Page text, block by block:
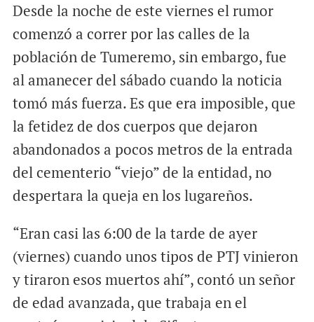
a
i
c
e
o
o
k
a
t
A
p
p
Desde la noche de este viernes el rumor
comenzó a correr por las calles de la
población de Tumeremo, sin embargo, fue
al amanecer del sábado cuando la noticia
tomó más fuerza. Es que era imposible, que
la fetidez de dos cuerpos que dejaron
abandonados a pocos metros de la entrada
del cementerio “viejo” de la entidad, no
despertara la queja en los lugareños.
“Eran casi las 6:00 de la tarde de ayer
(viernes) cuando unos tipos de PTJ vinieron
y tiraron esos muertos ahí”, contó un señor
de edad avanzada, que trabaja en el